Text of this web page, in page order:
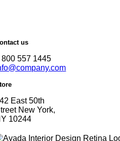
us
800 557 1445
East 50th
New York,
10244